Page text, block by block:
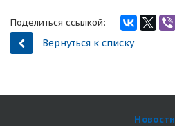
Поделиться ссылкой:
Вернуться к списку
Новости